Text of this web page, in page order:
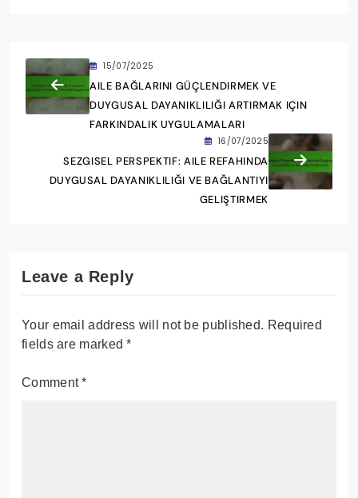
15/07/2025
AILE BAĞLARINI GÜÇLENDIRMEK VE
DUYGUSAL DAYANIKLILIĞI ARTIRMAK IÇIN
FARKINDALIK UYGULAMALARI
16/07/2025
SEZGISEL PERSPEKTIF: AILE REFAHINDA
DUYGUSAL DAYANIKLILIĞI VE BAĞLANTIYI
GELIŞTIRMEK
Leave a Reply
Your email address will not be published. Required
fields are marked*
Comment*